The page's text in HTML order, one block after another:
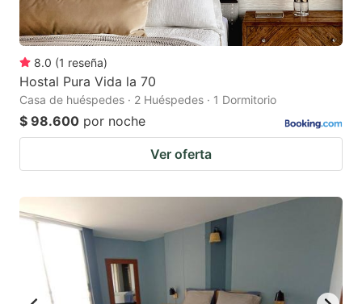
8.0 (1 reseña)
Hostal Pura Vida la 70
Casa de huéspedes · 2 Huéspedes · 1 Dormitorio
$ 98.600 por noche
Ver oferta